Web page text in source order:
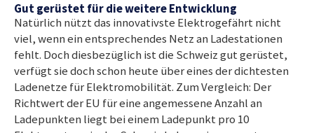
Gut gerüstet für die weitere Entwicklung
Natürlich nützt das innovativste Elektrogefährt nicht
viel, wenn ein entsprechendes Netz an Ladestationen
fehlt. Doch diesbezüglich ist die Schweiz gut gerüstet,
verfügt sie doch schon heute über eines der dichtesten
Ladenetze für Elektromobilität. Zum Vergleich: Der
Richtwert der EU für eine angemessene Anzahl an
Ladepunkten liegt bei einem Ladepunkt pro 10